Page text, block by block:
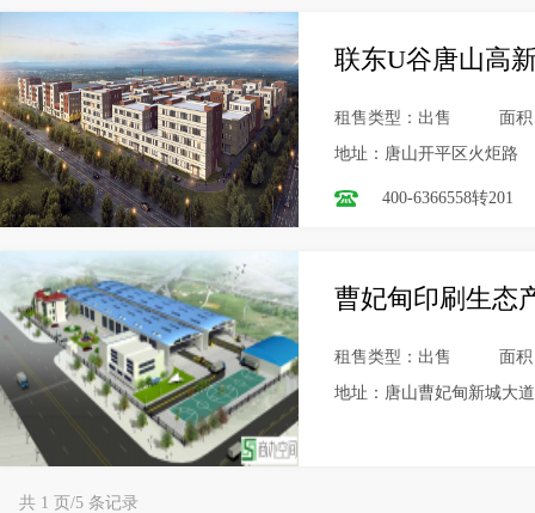
联东U谷唐山高
租售类型：出售
面
地址：唐山开平区火炬路
400-6366558转201
曹妃甸印刷生态
租售类型：出售
面
地址：唐山曹妃甸新城大道
共 1 页/5 条记录